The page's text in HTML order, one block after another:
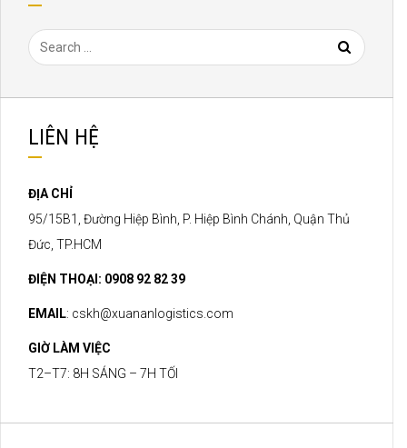
LIÊN HỆ
ĐỊA CHỈ
95/15B1, Đường Hiệp Bình, P. Hiệp Bình Chánh, Quận Thủ
Đức, TP.HCM
ĐIỆN THOẠI: 0908 92 82 39
EMAIL: cskh@xuananlogistics.com
GIỜ LÀM VIỆC
T2–T7: 8H SÁNG – 7H TỐI